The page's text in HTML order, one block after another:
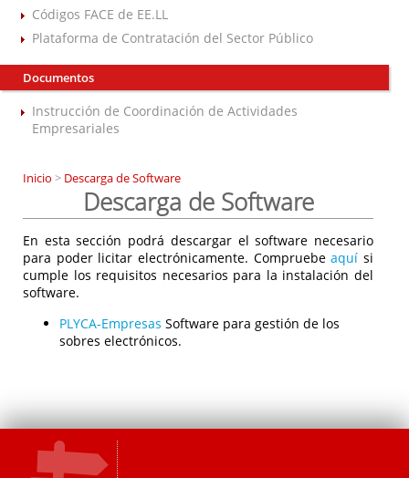
Códigos FACE de EE.LL
Plataforma de Contratación del Sector Público
Documentos
Instrucción de Coordinación de Actividades
Empresariales
Inicio > Descarga de Software
Descarga de Software
En esta sección podrá descargar el software necesario
para poder licitar electrónicamente. Compruebeaquí si
cumple los requisitos necesarios para la instalación del
software.
PLYCA-Empresas Software para gestión de los
sobres electrónicos.